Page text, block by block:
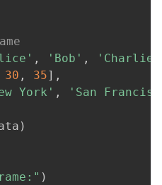
, 'Bob' , 'Charlie'
30 , 35] ,
York' , 'San
)
)